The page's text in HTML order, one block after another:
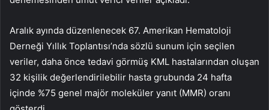
Aralık ayında düzenlenecek 67. Amerikan Hematoloji
Derneği Yıllık Toplantısı’nda sözlü sunum için seçilen
veriler, daha önce tedavi görmüş KML hastalarından oluşan
32 kişilik değerlendirilebilir hasta grubunda 24 hafta
içinde %75 genel majör moleküler yanıt (MMR) oranı